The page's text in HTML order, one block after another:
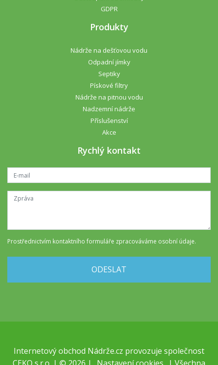
GDPR
Produkty
Nádrže na dešťovou vodu
Odpadní jímky
Septiky
Pískové filtry
Nádrže na pitnou vodu
Nadzemní nádrže
Příslušenství
Akce
Rychlý kontakt
Prostřednictvím kontaktního formuláře zpracováváme osobní údaje.
ODESLAT
Internetový obchod Nádrže.cz provozuje společnost